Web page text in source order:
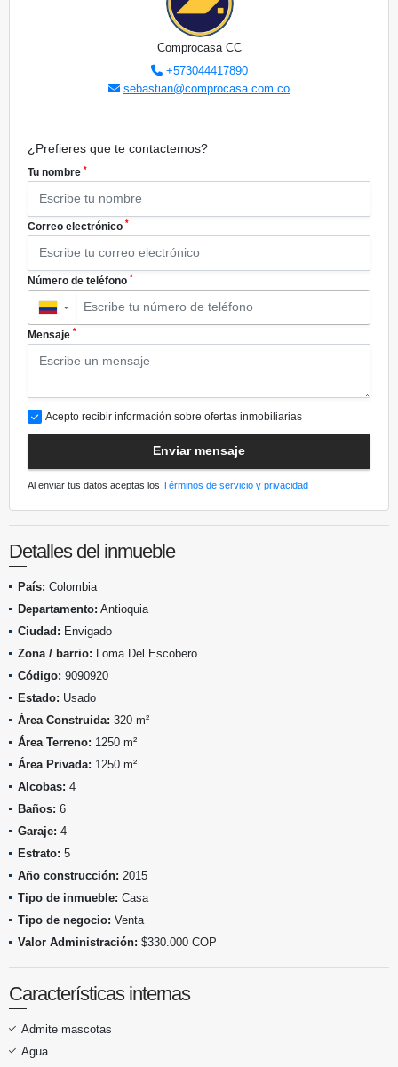
Comprocasa CC
+573044417890
sebastian@comprocasa.com.co
¿Prefieres que te contactemos?
Tu nombre *
Correo electrónico *
Número de teléfono *
▼
Mensaje *
Acepto recibir información sobre ofertas inmobiliarias
Enviar mensaje
Al enviar tus datos aceptas los Términos de servicio y privacidad
Detalles del inmueble
País: Colombia
Departamento: Antioquia
Ciudad: Envigado
Zona / barrio: Loma Del Escobero
Código: 9090920
Estado: Usado
Área Construida: 320 m²
Área Terreno: 1250 m²
Área Privada: 1250 m²
Alcobas: 4
Baños: 6
Garaje: 4
Estrato: 5
Año construcción: 2015
Tipo de inmueble: Casa
Tipo de negocio: Venta
Valor Administración: $330.000 COP
Características internas
Admite mascotas
Agua